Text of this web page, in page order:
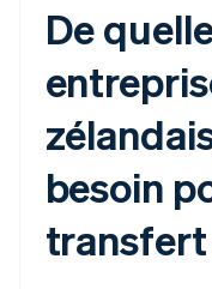
De
besoin
transfert